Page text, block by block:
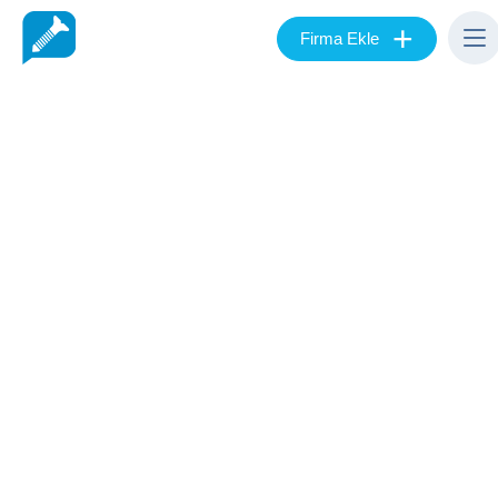
Firma Ekle +